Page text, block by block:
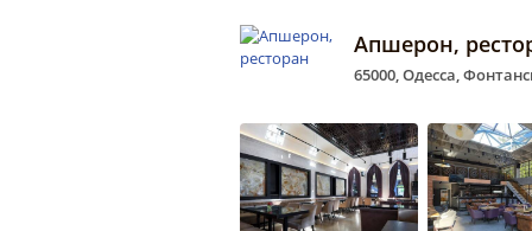
Апшерон,
65000, Одесса,